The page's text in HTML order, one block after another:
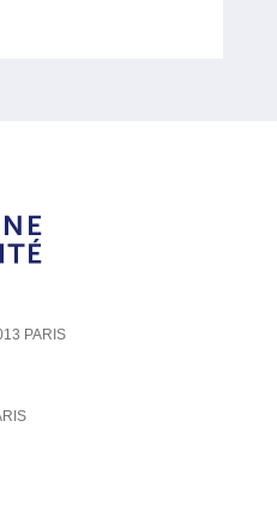
PARIS